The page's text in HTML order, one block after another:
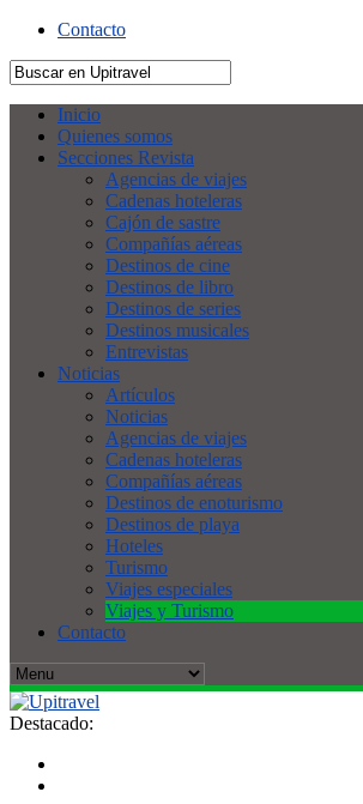
Contacto
Inicio
Quienes somos
Secciones Revista
Agencias de viajes
Cadenas hoteleras
Cajón de sastre
Compañías aéreas
Destinos de cine
Destinos de libro
Destinos de series
Destinos musicales
Entrevistas
Noticias
Artículos
Noticias
Agencias de viajes
Cadenas hoteleras
Compañías aéreas
Destinos de enoturismo
Destinos de playa
Hoteles
Turismo
Viajes especiales
Viajes y Turismo
Contacto
Destacado: